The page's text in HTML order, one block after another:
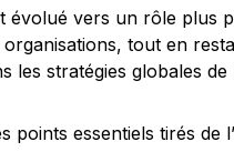
évolué vers un rôle plus
tout en
les stratégies globales
points essentiels tirés de